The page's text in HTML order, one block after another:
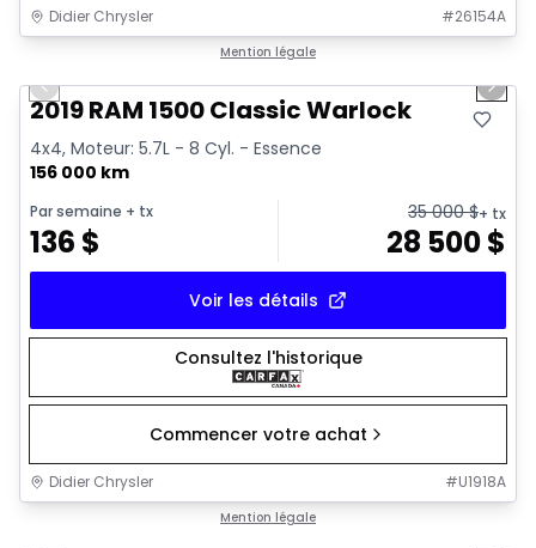
Didier Chrysler #26154A
Mention légale
Previous slide Next
2019 RAM 1500 Classic Warlock
4x4, Moteur: 5.7L - 8 Cyl. - Essence
156 000 km
Par semaine + tx
136 $
35 000$+ tx
28 500$
Voir les détails
Consultez l'historique
Commencer votre achat
Didier Chrysler #U1918A
Mention légale